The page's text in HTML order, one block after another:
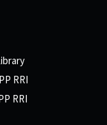
RRI
RRI